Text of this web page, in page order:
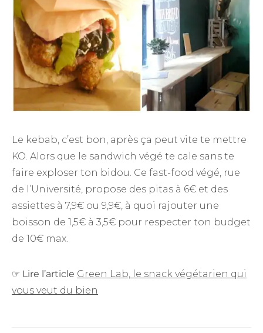
Le kebab, c’est bon, après ça peut vite te mettre
KO. Alors que le sandwich végé te cale sans te
faire exploser ton bidou. Ce fast-food végé, rue
de l’Université, propose des pitas à 6€ et des
assiettes à 7,9€ ou 9,9€, à quoi rajouter une
boisson de 1,5€ à 3,5€ pour respecter ton budget
de 10€ max.
☞ Lire l’article Green Lab, le snack végétarien qui
vous veut du bien